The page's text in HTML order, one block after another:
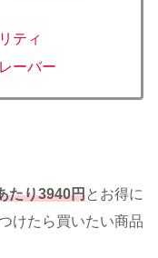
ティ
ーバー
たり3940円とお得に
けたら買いたい商品